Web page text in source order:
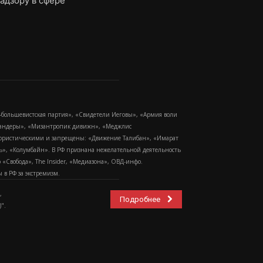
партия», «Свидетели Иеговы», «Армия воли
«Мизантропик дивижн», «Меджлис
и запрещены: «Движение Талибан», «Имарат
«Колумбайн». В РФ признана нежелательной деятельность
The Insider, «Медиазона», ОВД-инфо.
РФ за экстремизм.
Подробнее